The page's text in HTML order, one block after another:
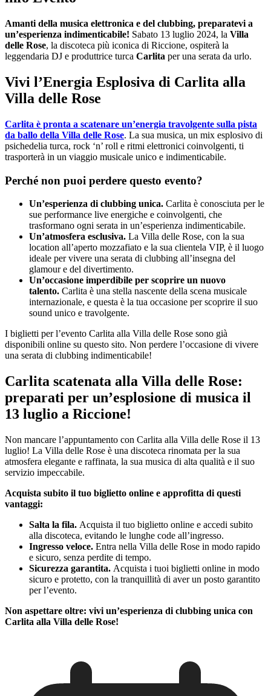
Amanti della musica elettronica e del clubbing, preparatevi a
un’esperienza indimenticabile! Sabato 13 luglio 2024, la Villa
delle Rose, la discoteca più iconica di Riccione, ospiterà la
leggendaria DJ e produttrice turca Carlita per una serata da urlo.
Vivi l’Energia Esplosiva di Carlita alla
Villa delle Rose
Carlita è pronta a scatenare un’energia travolgente sulla pista
da ballo della Villa delle Rose. La sua musica, un mix esplosivo di
psichedelia turca, rock ‘n’ roll e ritmi elettronici coinvolgenti, ti
trasporterà in un viaggio musicale unico e indimenticabile.
Perché non puoi perdere questo evento?
Un’esperienza di clubbing unica. Carlita è conosciuta per le
sue performance live energiche e coinvolgenti, che
trasformano ogni serata in un’esperienza indimenticabile.
Un’atmosfera esclusiva. La Villa delle Rose, con la sua
location all’aperto mozzafiato e la sua clientela VIP, è il luogo
ideale per vivere una serata di clubbing all’insegna del
glamour e del divertimento.
Un’occasione imperdibile per scoprire un nuovo
talento. Carlita è una stella nascente della scena musicale
internazionale, e questa è la tua occasione per scoprire il suo
sound unico e travolgente.
I biglietti per l’evento Carlita alla Villa delle Rose sono già
disponibili online su questo sito. Non perdere l’occasione di vivere
una serata di clubbing indimenticabile!
Carlita scatenata alla Villa delle Rose:
preparati per un’esplosione di musica il
13 luglio a Riccione!
Non mancare l’appuntamento con Carlita alla Villa delle Rose il 13
luglio! La Villa delle Rose è una discoteca rinomata per la sua
atmosfera elegante e raffinata, la sua musica di alta qualità e il suo
servizio impeccabile.
Acquista subito il tuo biglietto online e approfitta di questi
vantaggi:
Salta la fila. Acquista il tuo biglietto online e accedi subito
alla discoteca, evitando le lunghe code all’ingresso.
Ingresso veloce. Entra nella Villa delle Rose in modo rapido
e sicuro, senza perdite di tempo.
Sicurezza garantita. Acquista i tuoi biglietti online in modo
sicuro e protetto, con la tranquillità di aver un posto garantito
per l’evento.
Non aspettare oltre: vivi un’esperienza di clubbing unica con
Carlita alla Villa delle Rose!